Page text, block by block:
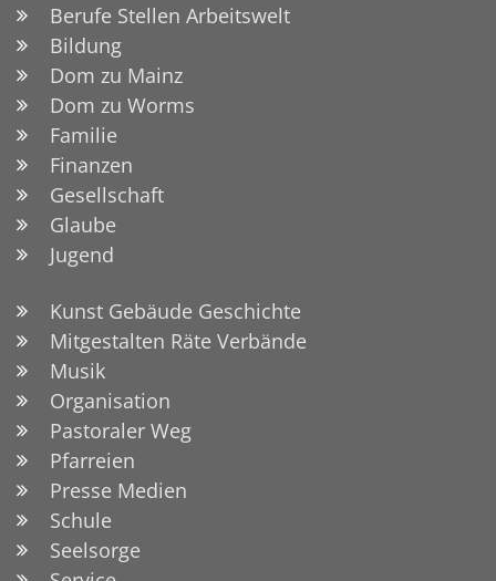
Berufe Stellen Arbeitswelt
Bildung
Dom zu Mainz
Dom zu Worms
Familie
Finanzen
Gesellschaft
Glaube
Jugend
Kunst Gebäude Geschichte
Mitgestalten Räte Verbände
Musik
Organisation
Pastoraler Weg
Pfarreien
Presse Medien
Schule
Seelsorge